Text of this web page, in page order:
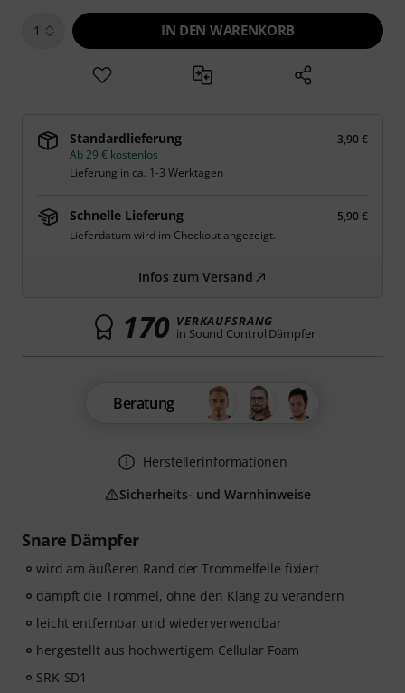
Snare Dämpfer
wird am äußeren Rand der Trommelfelle fixiert
dämpft die Trommel, ohne den Klang zu verändern
leicht entfernbar und wiederverwendbar
hergestellt aus hochwertigem Cellular Foam
SRK-SD1
1 IN DEN WARENKORB
Standardlieferung
3,90 €
Ab 29 € kostenlos
Lieferung in ca. 1-3 Werktagen
Schnelle Lieferung
5,90 €
Lieferdatum wird im Checkout angezeigt.
Infos zum Versand
170 VERKAUFSRANG
in Sound Control Dämpfer
Beratung
Herstellerinformationen
Sicherheits- und Warnhinweise